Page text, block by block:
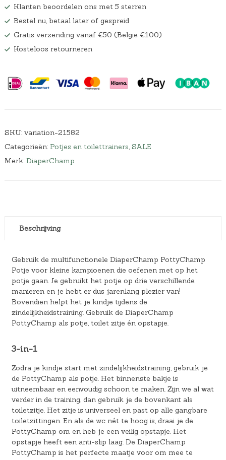
Klanten beoordelen ons met 5 sterren
Bestel nu, betaal later of gespreid
Gratis verzending vanaf €50 (België €100)
Kosteloos retourneren
SKU: variation-21582
Categorieën: Potjes en toilettrainers, SALE
Merk: DiaperChamp
Beschrijving
Gebruik de multifunctionele DiaperChamp PottyChamp
Potje voor kleine kampioenen die oefenen met op het
potje gaan. Je gebruikt het potje op drie verschillende
manieren en je hebt er dus jarenlang plezier van!
Bovendien helpt het je kindje tijdens de
zindelijkheidstraining. Gebruik de DiaperChamp
PottyChamp als potje, toilet zitje én opstapje.
3-in-1
Zodra je kindje start met zindelijkheidstraining, gebruik je
de PottyChamp als potje. Het binnenste bakje is
uitneembaar en eenvoudig schoon te maken. Zijn we al wat
verder in de training, dan gebruik je de bovenkant als
toiletzitje. Het zitje is universeel en past op alle gangbare
toiletzittingen. En als de wc nét te hoog is, draai je de
PottyChamp om en heb je een veilig opstapje. Het
opstapje heeft een anti-slip laag. De DiaperChamp
PottyChamp is het perfecte maatje voor om mee te